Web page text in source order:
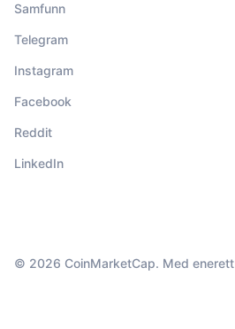
Samfunn
Telegram
Instagram
Facebook
Reddit
LinkedIn
© 2026 CoinMarketCap. Med enerett